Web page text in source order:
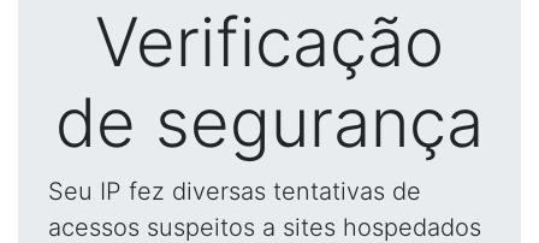
Verificação
de segurança
Seu IP fez diversas tentativas de
acessos suspeitos a sites hospedados